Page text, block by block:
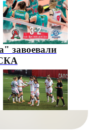
завоевали